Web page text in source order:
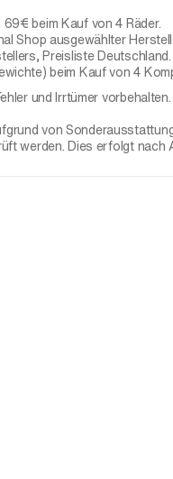
beim Kauf von 4 Räder.
Shop ausgewählter
Preisliste Deutschland.
beim Kauf von 4
und Irrtümer
von
werden. Dies erfolgt nach